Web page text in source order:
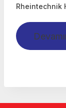
Rheintechnik